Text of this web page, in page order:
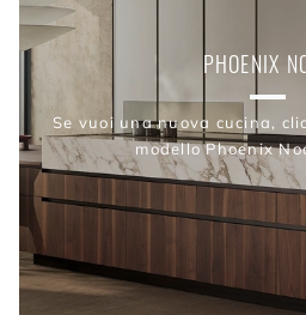
PHOENIX
Se vuoi una nuova cucina,
modello Phoenix